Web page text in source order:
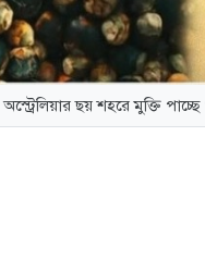
অস্ট্রেলিয়ার ছয় শহরে মুক্তি